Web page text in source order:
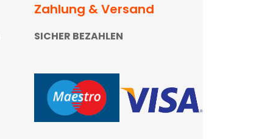
Zahlung & Versand
SICHER BEZAHLEN